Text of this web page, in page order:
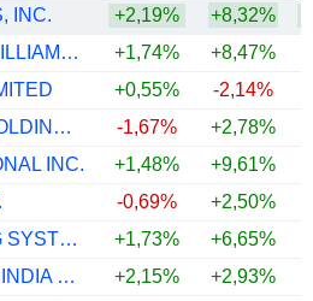
INC. +2,19% +8,32%
THE SHERWIN-WILLIAMS COMPANY
+1,74% +8,47%
+0,55% -2,14%
NIPPON PAINT HOLDINGS CO., LTD.
-1,67% +2,78%
INC.
+1,48% +9,61%
-0,69% +2,50%
AXALTA COATING SYSTEMS LTD.
+1,73% +6,65%
BERGER PAINTS INDIA LIMITED
+2,15% +2,93%